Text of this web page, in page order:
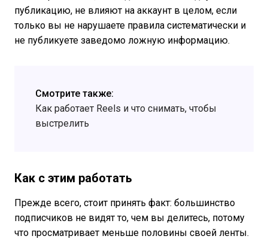
публикацию, не влияют на аккаунт в целом, если
только вы не нарушаете правила систематически и
не публикуете заведомо ложную информацию.
Смотрите также:
Как работает Reels и что снимать, чтобы
выстрелить
Как с этим работать
Прежде всего, стоит принять факт: большинство
подписчиков не видят то, чем вы делитесь, потому
что просматривает меньше половины своей ленты.